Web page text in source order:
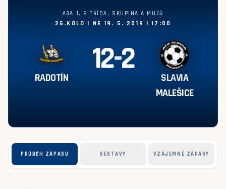
A3A 1. B TŘÍDA, SKUPINA A MUŽŮ
26.KOLO | NE 19. 5. 2019 | 17:00
RADOTÍN 12-2
SLAVIA
MALEŠICE
PRŮBĚH ZÁPASU SESTAVY VZÁJEMNÉ ZÁPASY